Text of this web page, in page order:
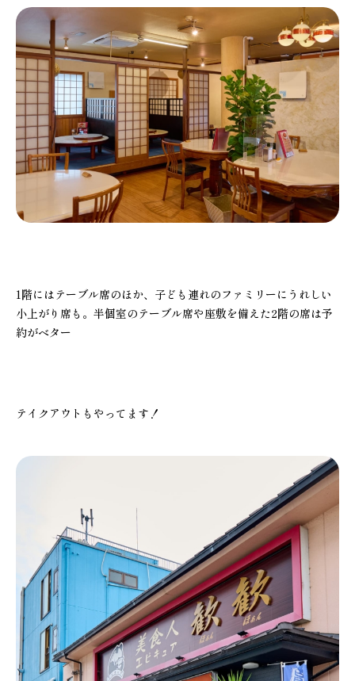
1階にはテーブル席のほか、子ども連れのファミリーにうれしい
小上がり席も。半個室のテーブル席や座敷を備えた2階の席は予
約がベター
テイクアウトもやってます！